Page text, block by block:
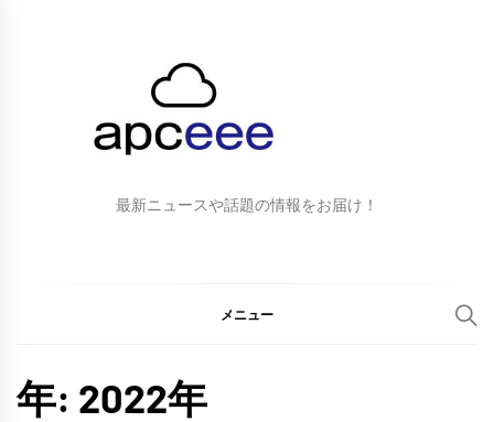
最新ニュースや話題の情報をお届け！
メニュー
年: 2022年